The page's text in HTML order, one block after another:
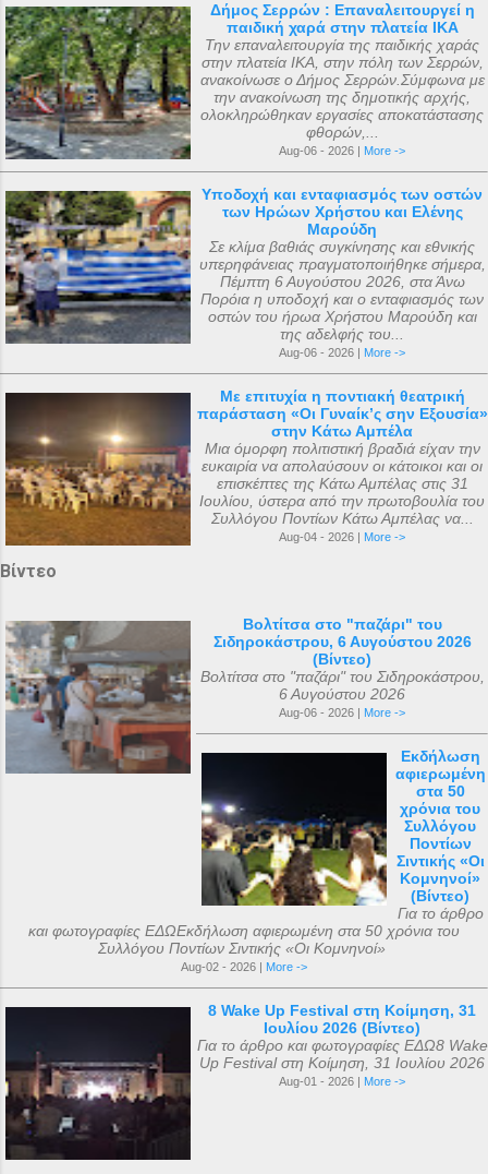
Δήμος Σερρών : Επαναλειτουργεί η
παιδική χαρά στην πλατεία ΙΚΑ
Την επαναλειτουργία της παιδικής χαράς
στην πλατεία ΙΚΑ, στην πόλη των Σερρών,
ανακοίνωσε ο Δήμος Σερρών.Σύμφωνα με
την ανακοίνωση της δημοτικής αρχής,
ολοκληρώθηκαν εργασίες αποκατάστασης
φθορών,...
Aug-06 - 2026 | More ->
Υποδοχή και ενταφιασμός των οστών
των Ηρώων Χρήστου και Ελένης
Μαρούδη
Σε κλίμα βαθιάς συγκίνησης και εθνικής
υπερηφάνειας πραγματοποιήθηκε σήμερα,
Πέμπτη 6 Αυγούστου 2026, στα Άνω
Πορόια η υποδοχή και ο ενταφιασμός των
οστών του ήρωα Χρήστου Μαρούδη και
της αδελφής του...
Aug-06 - 2026 | More ->
Με επιτυχία η ποντιακή θεατρική
παράσταση «Οι Γυναίκ’ς σην Εξουσία»
στην Κάτω Αμπέλα
Μια όμορφη πολιτιστική βραδιά είχαν την
ευκαιρία να απολαύσουν οι κάτοικοι και οι
επισκέπτες της Κάτω Αμπέλας στις 31
Ιουλίου, ύστερα από την πρωτοβουλία του
Συλλόγου Ποντίων Κάτω Αμπέλας να...
Aug-04 - 2026 | More ->
Βίντεο
Βολτίτσα στο "παζάρι" του
Σιδηροκάστρου, 6 Αυγούστου 2026
(Βίντεο)
Βολτίτσα στο "παζάρι" του Σιδηροκάστρου,
6 Αυγούστου 2026
Aug-06 - 2026 | More ->
Εκδήλωση
αφιερωμένη
στα 50
χρόνια του
Συλλόγου
Ποντίων
Σιντικής «Οι
Κομνηνοί»
(Βίντεο)
Για το άρθρο
και φωτογραφίες ΕΔΩΕκδήλωση αφιερωμένη στα 50 χρόνια του
Συλλόγου Ποντίων Σιντικής «Οι Κομνηνοί»
Aug-02 - 2026 | More ->
8 Wake Up Festival στη Κοίμηση, 31
Ιουλίου 2026 (Βίντεο)
Για το άρθρο και φωτογραφίες ΕΔΩ8 Wake
Up Festival στη Κοίμηση, 31 Ιουλίου 2026
Aug-01 - 2026 | More ->